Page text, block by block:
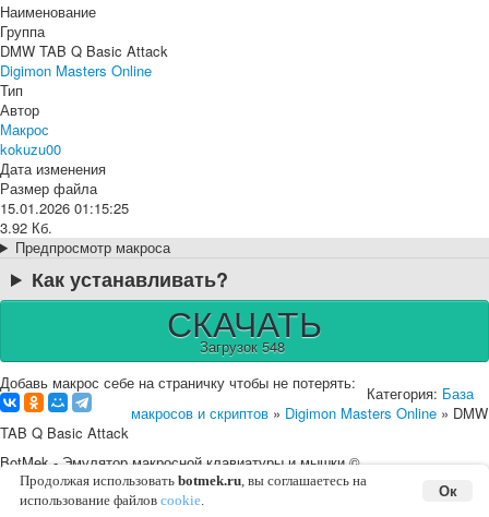
Наименование
Группа
DMW TAB Q Basic Attack
Digimon Masters Online
Тип
Автор
Макрос
kokuzu00
Дата изменения
Размер файла
15.01.2026 01:15:25
3.92 Кб.
Предпросмотр макроса
Как устанавливать?
СКАЧАТЬ
Загрузок 548
Добавь макрос себе на страничку чтобы не потерять:
Категория: База
макросов и скриптов » Digimon Masters Online » DMW
TAB Q Basic Attack
BotMek - Эмулятор макросной клавиатуры и мышки ©
2016-2026 |
English
Карта сайта Соглашение с пользователем